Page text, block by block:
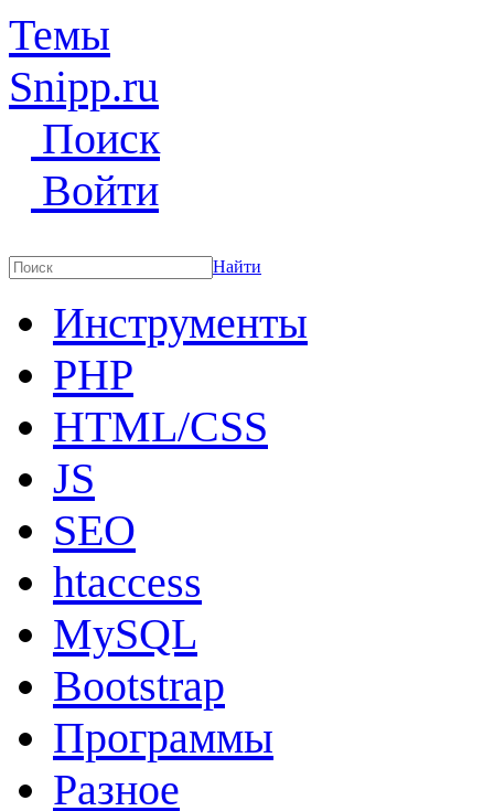
Темы
Snipp.ru
Поиск
Войти
Найти
Инструменты
PHP
HTML/CSS
JS
SEO
htaccess
MySQL
Bootstrap
Программы
Разное